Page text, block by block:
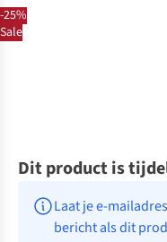
-25%
Sale
Dit product is
Laat je e-
bericht als dit